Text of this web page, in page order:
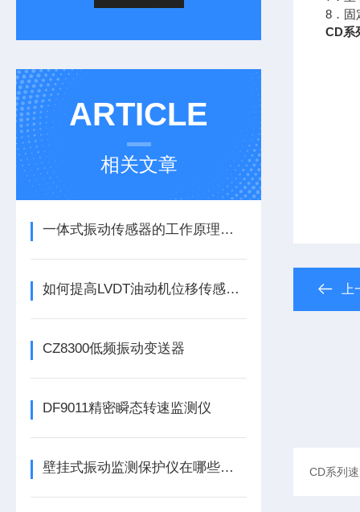
ARTICLE
相关文章
一体式振动传感器的工作原理是什么？
如何提高LVDT油动机位移传感器的精度？
CZ8300低频振动变送器
DF9011精密瞬态转速监测仪
壁挂式振动监测保护仪在哪些领域有广泛应用？
8．固
CD系